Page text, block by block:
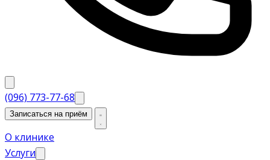
(096) 773-77-68
Записаться на приём
О клинике
Услуги